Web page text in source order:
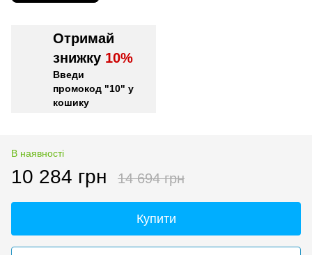
Отримай
знижку 10%
Введи
промокод "10" у
кошику
В наявності
10 284 грн 14 694 грн
Купити